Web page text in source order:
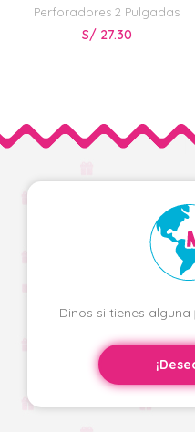
Perforadores 2 Pulgadas
S/ 27.30
Dinos si tienes alguna